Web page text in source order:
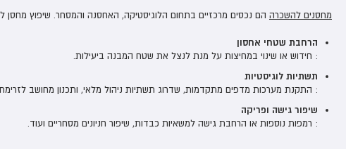
מחסנים להשכרה הם נכסים מרכזיים בתחום הלוגיסטיקה, האחסנה והמסחר. שיפוץ מחסן
הרחבת שטחי אחסון
: חידוש או שינוי במחיצות על מנת לנצל את שטח המבנה ביעילות.
תשתיות לוגיסטיות
: התקנת מערכות מדפים מתקדמות, שדרוג תשתיות ניהול מלאי, ותכנון מחושב
שיפור גישה ופריקה
: רמפות נוספות או הרחבת גישה למשאיות כבדות, שיפור חניונים מסחריים ועוד.